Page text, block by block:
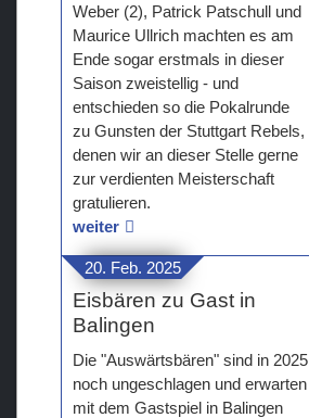
Weber (2), Patrick Patschull und
Maurice Ullrich machten es am
Ende sogar erstmals in dieser
Saison zweistellig - und
entschieden so die Pokalrunde
zu Gunsten der Stuttgart Rebels,
denen wir an dieser Stelle gerne
zur verdienten Meisterschaft
gratulieren.
weiter
20. Feb. 2025
Eisbären zu Gast in
Balingen
Die "Auswärtsbären" sind in 2025
noch ungeschlagen und erwarten
mit dem Gastspiel in Balingen